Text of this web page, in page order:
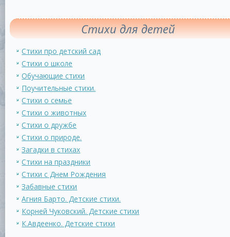
Стихи для детей
Стихи про детский сад
Стихи о школе
Обучающие стихи
Поучительные стихи.
Стихи о семье
Стихи о животных
Стихи о дружбе
Стихи о природе.
Загадки в стихах
Стихи на праздники
Стихи с Днем Рождения
Забавные стихи
Агния Барто. Детские стихи.
Корней Чуковский. Детские стихи
К.Авдеенко. Детские стихи